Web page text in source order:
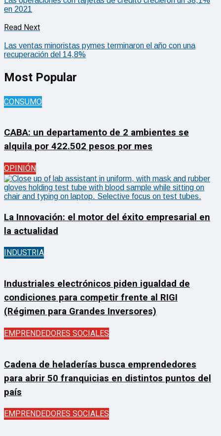
en 2021
Read Next
Las ventas minoristas pymes terminaron el año con una
recuperación del 14,8%
Most Popular
CONSUMO
CABA: un departamento de 2 ambientes se
alquila por 422.502 pesos por mes
OPINIÓN
La Innovación: el motor del éxito empresarial en
la actualidad
INDUSTRIA
Industriales electrónicos piden igualdad de
condiciones para competir frente al RIGI
(Régimen para Grandes Inversores)
EMPRENDEDORES SOCIALES
Cadena de heladerías busca emprendedores
para abrir 50 franquicias en distintos puntos del
país
EMPRENDEDORES SOCIALES